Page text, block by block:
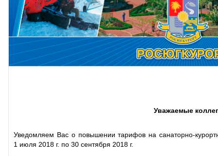
Уважаемые
Уведомляем Вас о повышении тарифов на санаторно-
1 июля 2018 г. по 30 сентября 2018 г.